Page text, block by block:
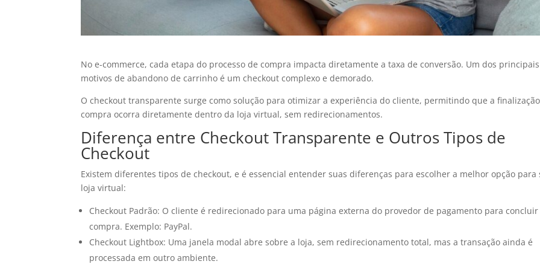
No e-commerce, cada etapa do processo de compra impacta diretamente a taxa de conversão. Um dos principais
motivos de abandono de carrinho é um checkout complexo e demorado.
O checkout transparente surge como solução para otimizar a experiência do cliente, permitindo que a
compra ocorra diretamente dentro da loja virtual, sem redirecionamentos.
Diferença entre Checkout Transparente e Outros Tipos de
Checkout
Existem diferentes tipos de checkout, e é essencial entender suas diferenças para escolher a melhor opção para
loja virtual:
Checkout Padrão: O cliente é redirecionado para uma página externa do provedor de pagamento para concluir
compra. Exemplo: PayPal.
Checkout Lightbox: Uma janela modal abre sobre a loja, sem redirecionamento total, mas a transação ainda é
processada em outro ambiente.